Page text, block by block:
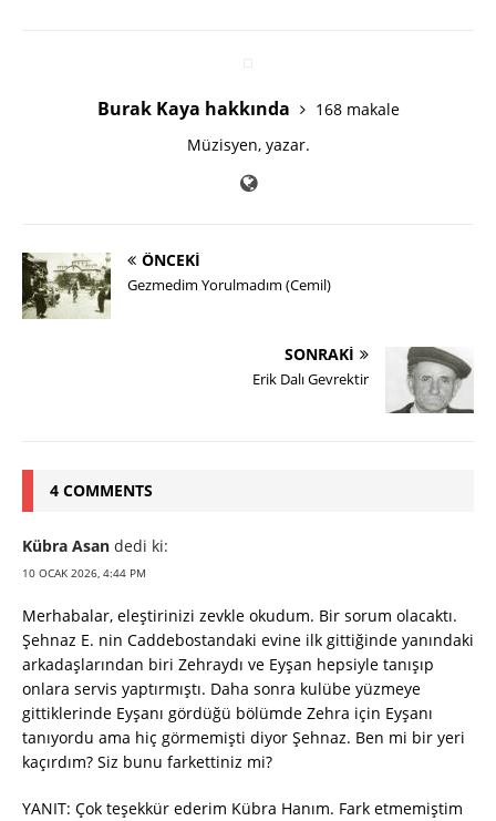
Burak Kaya hakkında
168 makale
Müzisyen, yazar.
ÖNCEKI
Gezmedim Yorulmadım (Cemil)
SONRAKI
Erik Dalı Gevrektir
4 COMMENTS
Kübra Asan dedi ki:
10 OCAK 2026, 4:44 PM
Merhabalar, eleştirinizi zevkle okudum. Bir sorum olacaktı.
Şehnaz E. nin Caddebostandaki evine ilk gittiğinde yanındaki
arkadaşlarından biri Zehraydı ve Eyşan hepsiyle tanışıp
onlara servis yaptırmıştı. Daha sonra kulübe yüzmeye
gittiklerinde Eyşanı gördüğü bölümde Zehra için Eyşanı
tanıyordu ama hiç görmemişti diyor Şehnaz. Ben mi bir yeri
kaçırdım? Siz bunu farkettiniz mi?
YANIT: Çok teşekkür ederim Kübra Hanım. Fark etmemiştim